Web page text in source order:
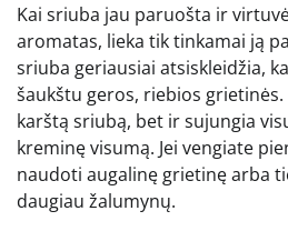
Kai sriuba jau paruošta ir
aromatas, lieka tik tinkamai ją
sriuba geriausiai atsiskleidžia,
šaukštu geros, riebios
karštą sriubą, bet ir sujungia
kreminę visumą. Jei vengiate
naudoti augalinę grietinę arba
daugiau žalumynų.